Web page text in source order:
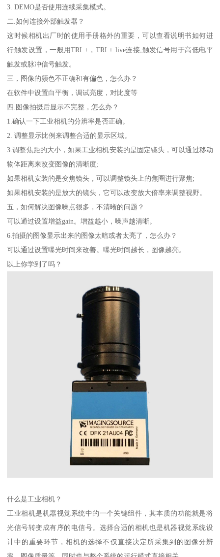
3. DEMO是否使用连续采集模式。
二.如何连接外部触发器？
这时候相机出厂时的使用手册格外的重要，可以查看说明书如何进
行触发设置，一般用TRI +，TRI + live连接;触发信号用于高低电平
触发或脉冲信号触发。
三，图像的颜色不正确和有偏色，怎么办？
在软件中设置白平衡，调试亮度，对比度等
四.图像拍摄后显示不完整，怎么办？
1.确认一下工业相机的分辨率是否正确。
2. 调整显示比例来调整合适的显示区域。
3.调整焦距的大小，如果工业相机安装的是固定镜头，可以通过移动
物体距离来改变图像的清晰度;
如果相机安装的是变焦镜头，可以调整镜头上的焦圈进行聚焦;
如果相机安装的是放大的镜头，它可以改变放大倍率来调整视野。
五，如何解决图像噪点很多，不清晰的问题？
可以通过设置增益gain。增益越小，噪声越清晰。
6.拍摄的图像显示出来的图像太暗或者太亮了，怎么办？
可以通过设置曝光时间来改善。曝光时间越长，图像越亮。
以上你学到了吗？
什么是工业相机？
工业相机是机器视觉系统中的一个关键组件，其本质的功能就是将
光信号转变成有序的电信号。选择合适的相机也是机器视觉系统设
计中的重要环节，相机的选择不仅直接决定所采集到的图像分辨